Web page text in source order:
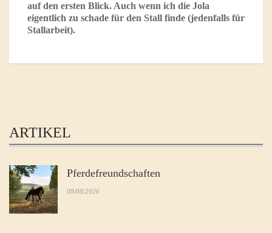
auf den ersten Blick. Auch wenn ich die Jola
eigentlich zu schade für den Stall finde (jedenfalls für
Stallarbeit).
ARTIKEL
Pferdefreundschaften
08/08/2026